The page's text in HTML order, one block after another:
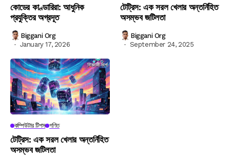
কোডের কাণ্ডারিরা: আধুনিক
প্রযুক্তির অগ্রদূত
Biggani Org
January 17, 2026
টেট্রিস: এক সরল খেলার অন্তর্নিহিত
অসম্ভব জটিলতা
Biggani Org
September 24, 2025
কম্পিউটার টিপস গণিত
টেট্রিস: এক সরল খেলার অন্তর্নিহিত
অসম্ভব জটিলতা